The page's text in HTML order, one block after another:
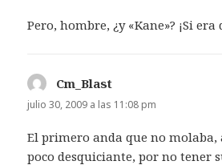
Pero, hombre, ¿y «Kane»? ¡Si
Cm_Blast
julio 30, 2009 a las 11:08 pm
El primero anda que no molaba,
poco desquiciante, por no tener